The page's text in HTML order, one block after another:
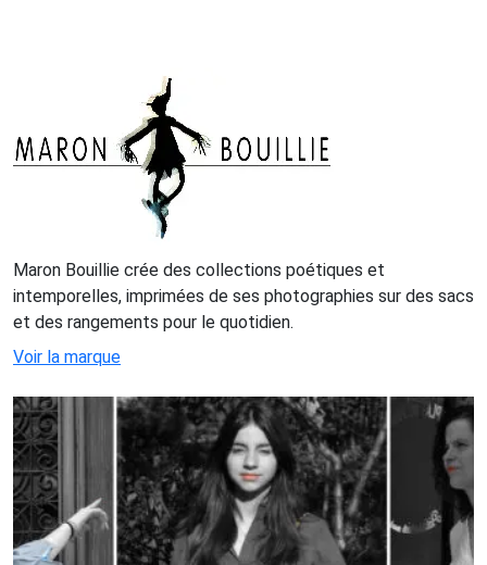
Maron Bouillie crée des collections poétiques et
intemporelles, imprimées de ses photographies sur des sacs
et des rangements pour le quotidien.
Voir la marque